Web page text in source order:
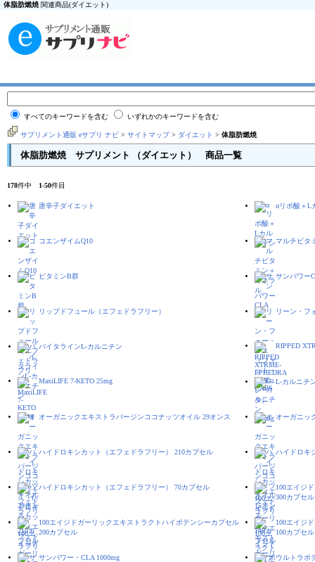
体脂肪燃焼 関連商品(ダイエット)
すべてのキーワードを含む いずれかのキーワードを含む
サプリメント通販 eサプリ ナビ > サイトマップ> ダイエット > 体脂肪燃焼
体脂肪燃焼 サプリメント （ダイエット） 商品一覧
178件中 1-50件目
唐辛子ダイエット αリポ酸＋L
コエンザイムQ10 マルチビタ
ビタミンB群 サンパワー
リップドフュール（エフェドラフリー） リーン・フ
バイタラインL-カルニチン RIPPED
MaxiLIFE 7-KETO 25mg L-カルニチ
オーガニックエキストラバージンココナッツオイル 29オンス オーガニッ
ハイドロキシカット（エフェドラフリー） 210カプセル ハイドロキ
ハイドロキシカット（エフェドラフリー） 70カプセル
100エイジ
300カプセル
100エイジドガーリックエキストラクトハイポテンシーカプセル
200カプセル
100エイジ
100カプセル
サンパワー・CLA 1000mg ウルトラポ